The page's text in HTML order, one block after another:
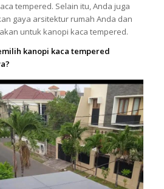
tempered. Selain itu, Anda juga
gaya arsitektur rumah Anda dan
untuk kanopi kaca tempered.
kanopi kaca tempered